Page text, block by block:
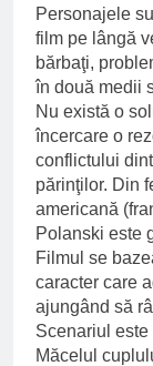
Personajele
film pe lângă
bărbaţi,
în două medii
Nu există o
încercare o
conflictului
părinţilor. Din
americană
Polanski este
Filmul se
caracter care
ajungând să
Scenariul este
Măcelul